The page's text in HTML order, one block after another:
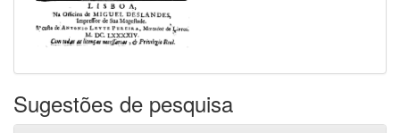
Sugestões de pesquisa